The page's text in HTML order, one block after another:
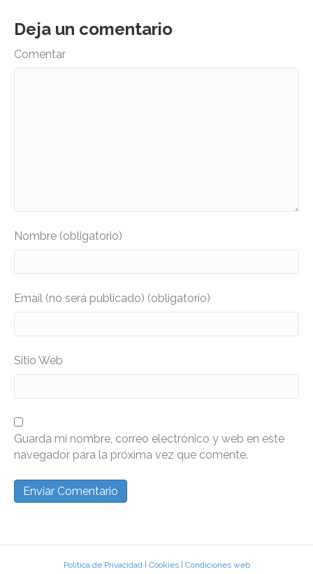
Deja un comentario
Comentar
Nombre (obligatorio)
Email (no será publicado) (obligatorio)
Sitio Web
Guarda mi nombre, correo electrónico y web en este
navegador para la próxima vez que comente.
Política de Privacidad| Cookies| Condiciones web